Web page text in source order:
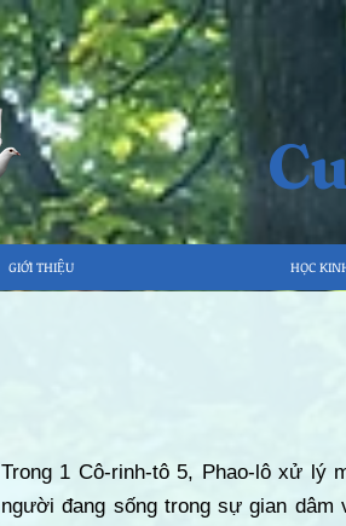
GIỚI THIỆU HỌC
Trong 1 Cô-rinh-tô 5, Phao-lô xử lý
người đang sống trong sự gian